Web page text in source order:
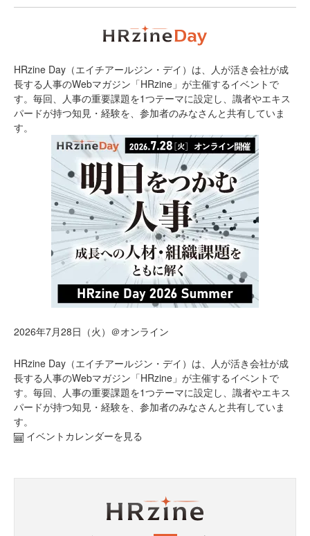
HRzine Day（エイチアールジン・デイ）は、人が活き会社が成
長する人事のWebマガジン「HRzine」が主催するイベントで
す。毎回、人事の重要課題を1つテーマに設定し、識者やエキス
パードが持つ知見・経験を、参加者のみなさんと共有していま
す。
2026年7月28日（火）＠オンライン
HRzine Day（エイチアールジン・デイ）は、人が活き会社が成
長する人事のWebマガジン「HRzine」が主催するイベントで
す。毎回、人事の重要課題を1つテーマに設定し、識者やエキス
パードが持つ知見・経験を、参加者のみなさんと共有していま
す。
イベントカレンダーを見る